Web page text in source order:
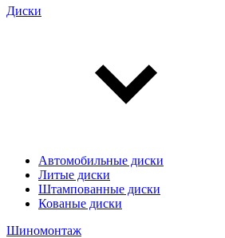
Диски
Автомобильные диски
Литые диски
Штампованные диски
Кованые диски
Шиномонтаж